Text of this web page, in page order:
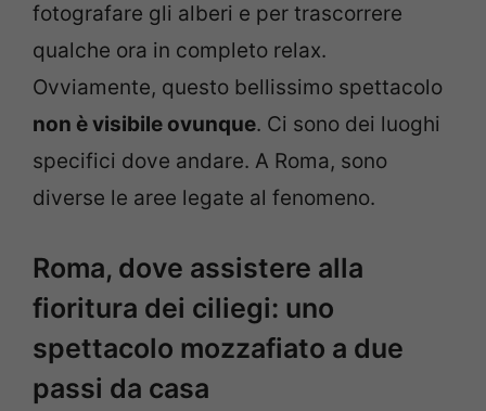
fotografare gli alberi e per trascorrere
qualche ora in completo relax.
Ovviamente, questo bellissimo spettacolo
non è visibile ovunque. Ci sono dei luoghi
specifici dove andare. A Roma, sono
diverse le aree legate al fenomeno.
Roma, dove assistere alla
fioritura dei ciliegi: uno
spettacolo mozzafiato a due
passi da casa